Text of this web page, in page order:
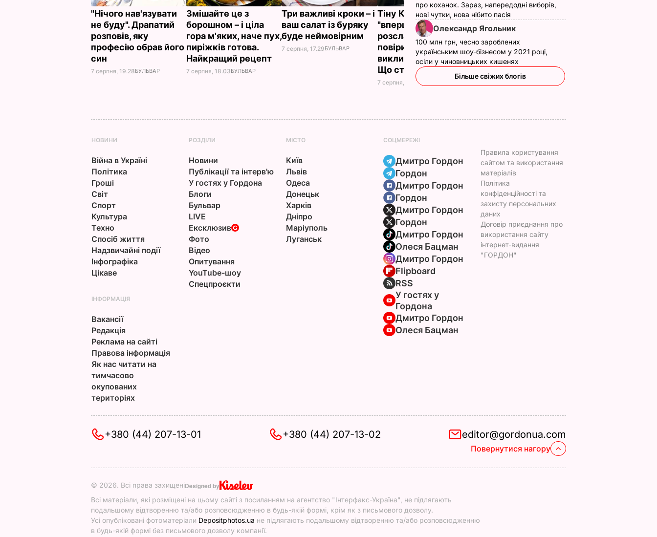
"Нічого нав'язувати
не буду". Драпатий
розповів, яку
професію обрав його
син
7 серпня, 19.28БУЛЬВАР
Змішайте це з
борошном – і ціла
гора м'яких, наче пух,
пиріжків готова.
Найкращий рецепт
7 серпня, 18.03БУЛЬВАР
Три важливі кроки – і
ваш салат із буряку
буде неймовірним
7 серпня, 17.29БУЛЬВАР
Тіну Кароль, яка
"вперше за життя
розслабилась і
повірила почуттям",
викликали на допит.
Що сталося
7 серпня, 17.26
Лише три інгредієнти
й кілька хвилин – і ви
отримаєте вдома
натуральне
морозиво
про коханок. Зараз, напередодні виборів,
нові чутки, нова нібито пасія
Олександр Ягольник
100 млн грн, чесно зароблених
українським шоу-бізнесом у 2021 році,
осіли у чиновницьких кишенях
Більше свіжих блогів
НОВИНИ
Війна в Україні
Політика
Гроші
Світ
Спорт
Культура
Техно
Спосіб життя
Надзвичайні події
Інфографіка
Цікаве
РОЗДІЛИ
Новини
Публікації та інтерв'ю
У гостях у Гордона
Блоги
Бульвар
LIVE
Ексклюзив
Фото
Відео
Опитування
YouTube-шоу
Спецпроєкти
МІСТО
Київ
Львів
Одеса
Донецьк
Харків
Дніпро
Маріуполь
Луганськ
СОЦМЕРЕЖІ
Дмитро Гордон
Гордон
Дмитро Гордон
Гордон
Дмитро Гордон
Гордон
Дмитро Гордон
Олеся Бацман
Дмитро Гордон
Flipboard
RSS
У гостях у
Гордона
Дмитро Гордон
Олеся Бацман
ІНФОРМАЦІЯ
Вакансії
Редакція
Реклама на сайті
Правова інформація
Як нас читати на
тимчасово
окупованих
територіях
Правила користування
сайтом та використання
матеріалів
Політика
конфіденційності та
захисту персональних
даних
Договір приєднання про
використання сайту
інтернет-видання
"ГОРДОН"
+380 (44) 207-13-01 +380 (44) 207-13-02 editor@gordonua.com
Повернутися нагору
© 2026. Всі права захищеніDesigned by
Всі матеріали, які розміщені на цьому сайті з посиланням на агентство "Інтерфакс-Україна", не підлягають
подальшому відтворенню та/або розповсюдженню в будь-якій формі, крім як з письмового дозволу.
Усі опубліковані фотоматеріали Depositphotos.ua не підлягають подальшому відтворенню та/або розповсюдженню
в будь-якій формі без письмового дозволу компанії.